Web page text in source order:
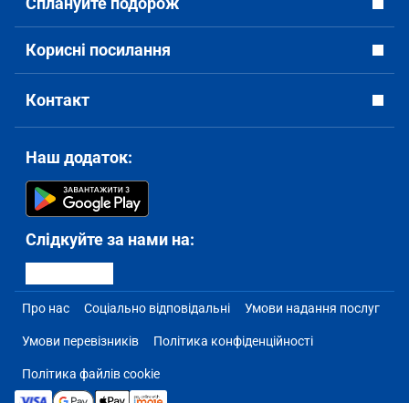
Корисні посилання
Контакт
Наш додаток:
Слідкуйте за нами на:
Про нас Соціально відповідальні Умови надання послуг
Умови перевізників Політика конфіденційності
Політика файлів cookie